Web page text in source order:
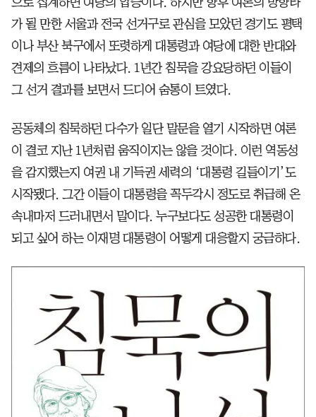
가 될 만한 서울과 전국 선거구로 관심을 모았던 경기도 평택
이나 부산 북구에서 또렷하게 대통령과 여당에 대한 반대와
견제의 흐름이 나타났다. 1년간 침묵을 강요당하던 이들이
그 선거 결과를 보면서 드디어 숨통이 트였다.
공동체의 침묵하던 다수가 일단 말문을 열기 시작하면 여론
이 결코 지난 1년처럼 움직이지는 않을 것이다. 이런 역동성
을 감지했는지 여권 내 기득권 세력의 ‘대통령 길들이기’도
시작됐다. 그간 이들이 대통령을 꼭두각시 정도로 취급해 온
속내마저 드러내면서 말이다. 누구보다도 성공한 대통령이
되고 싶어 하는 이재명 대통령이 어떻게 대응할지 궁금하다.